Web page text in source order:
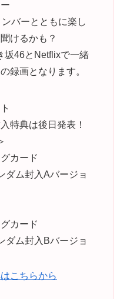
バーとともに楽し
けるかも？
坂46とNetflixで一緒
録画となります。
特典は後日発表！
カード
ム封入Aバージョ
カード
ム封入Bバージョ
こちらから